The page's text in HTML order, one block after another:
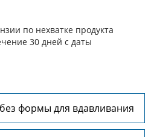
по нехватке продукта
30 дней с даты
формы для вдавливания